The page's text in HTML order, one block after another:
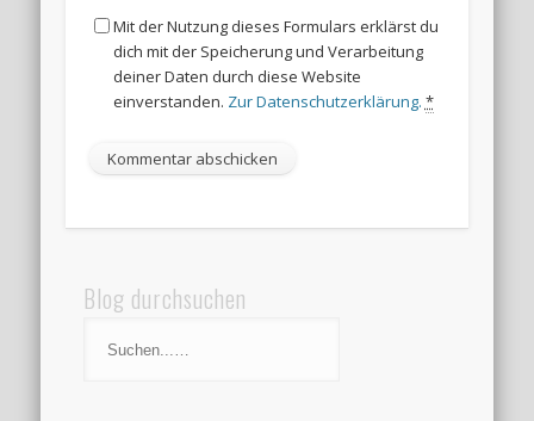
Mit der Nutzung dieses Formulars erklärst du
dich mit der Speicherung und Verarbeitung
deiner Daten durch diese Website
einverstanden. Zur Datenschutzerklärung. *
Blog durchsuchen